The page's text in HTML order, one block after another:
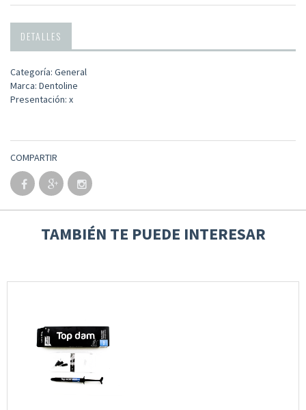
DETALLES
Categoría: General
Marca: Dentoline
Presentación: x
COMPARTIR
TAMBIÉN TE PUEDE INTERESAR